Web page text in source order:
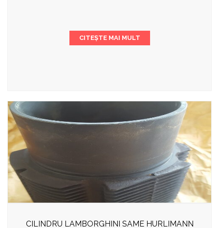
CITEȘTE MAI MULT
CILINDRU LAMBORGHINI SAME HURLIMANN